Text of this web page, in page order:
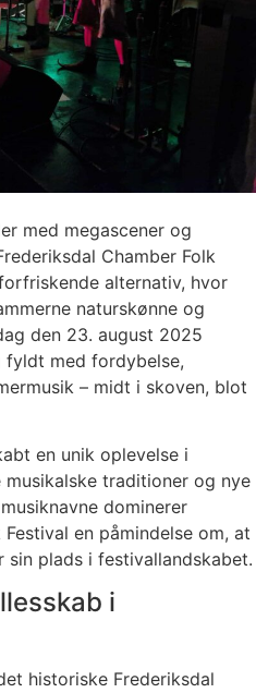
med megascener og
Chamber Folk
alternativ, hvor
naturskønne og
den 23. august 2025
fyldt med fordybelse,
– midt i skoven, blot
en unik oplevelse i
traditioner og nye
dominerer
en påmindelse om, at
plads i festivallandskabet.
i
historiske Frederiksdal